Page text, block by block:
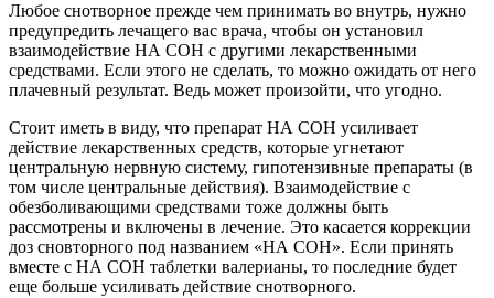
Любое снотворное прежде чем принимать во внутрь, нужно
предупредить лечащего вас врача, чтобы он установил
взаимодействие НА СОН с другими лекарственными
средствами. Если этого не сделать, то можно ожидать от него
плачевный результат. Ведь может произойти, что угодно.
Стоит иметь в виду, что препарат НА СОН усиливает
действие лекарственных средств, которые угнетают
центральную нервную систему, гипотензивные препараты (в
том числе центральные действия). Взаимодействие с
обезболивающими средствами тоже должны быть
рассмотрены и включены в лечение. Это касается коррекции
доз сновторного под названием «НА СОН». Если принять
вместе с НА СОН таблетки валерианы, то последние будет
еще больше усиливать действие снотворного.